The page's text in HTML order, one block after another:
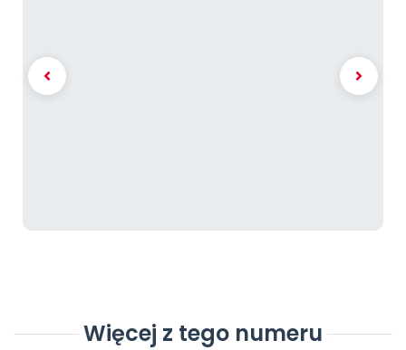
Więcej z tego numeru